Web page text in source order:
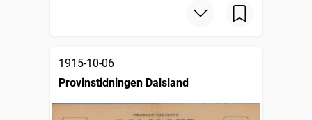
1915-10-06
Provinstidningen Dalsland